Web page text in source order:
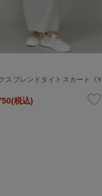
スブレンドタイトスカート《Y
税込)